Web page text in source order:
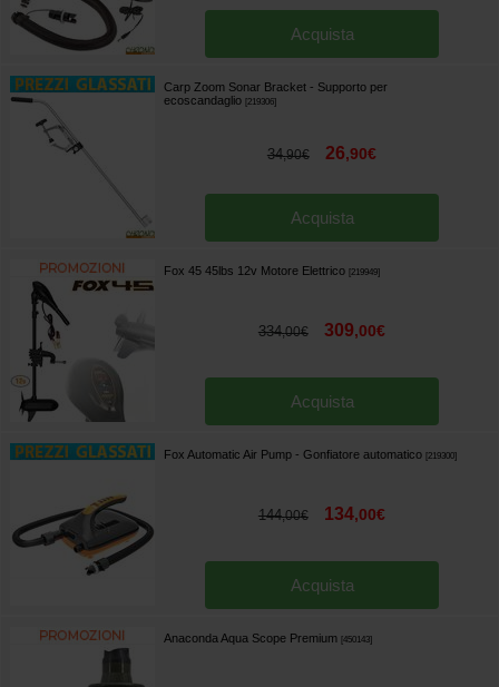
Acquista
Carp Zoom Sonar Bracket - Supporto per
ecoscandaglio
219306]
34,90€ 26,90€
Acquista
Fox 45 45lbs 12v Motore Elettrico 219949]
334,00€ 309,00€
Acquista
Fox Automatic Air Pump - Gonfiatore automatico 219300]
144,00€ 134,00€
Acquista
Anaconda Aqua Scope Premium [450143]